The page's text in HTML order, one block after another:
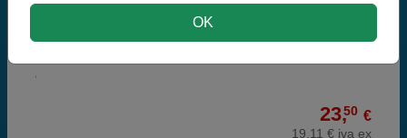
23,50 €
19,11 € iva ex
OK